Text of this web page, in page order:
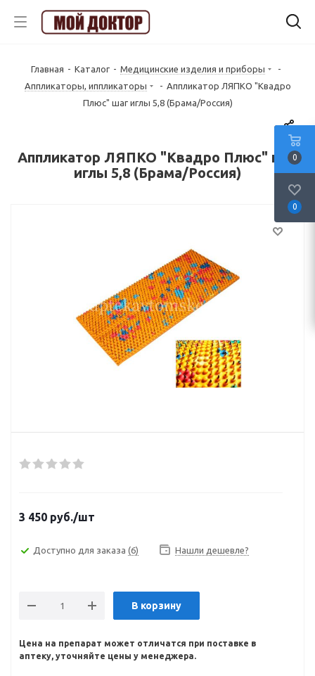
Главная - Каталог - Медицинские изделия и приборы
-
Аппликаторы, иппликаторы
- Аппликатор ЛЯПКО "Квадро
Плюс" шаг иглы 5,8 (Брама/Россия)
Аппликатор ЛЯПКО "Квадро Плюс" шаг
иглы 5,8 (Брама/Россия)
3 450 руб./шт
Доступно для заказа (6) Нашли дешевле?
В корзину
Цена на препарат может отличатся при поставке в
аптеку, уточняйте цены у менеджера.
0
0